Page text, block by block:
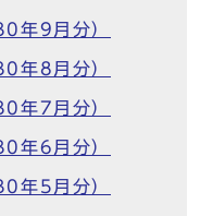
年9月分）
年8月分）
年7月分）
年6月分）
年5月分）